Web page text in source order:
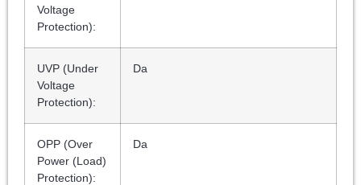
Voltage
Protection):
UVP (Under
Voltage
Protection):
Da
OPP (Over
Power (Load)
Protection):
Da